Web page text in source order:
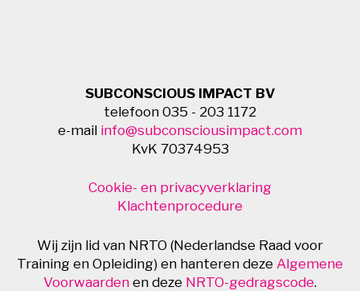
SUBCONSCIOUS IMPACT BV
telefoon 035 - 203 1172
e-mail info@subconsciousimpact.com
KvK 70374953
Cookie- en privacyverklaring
Klachtenprocedure
Wij zijn lid van NRTO (Nederlandse Raad voor
Training en Opleiding) en hanteren deze Algemene
Voorwaarden en deze NRTO-gedragscode.